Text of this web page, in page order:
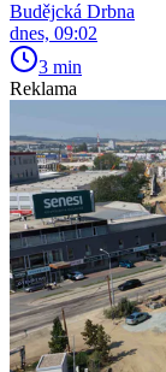
Budějcká Drbna
dnes, 09:02
3 min
Reklama